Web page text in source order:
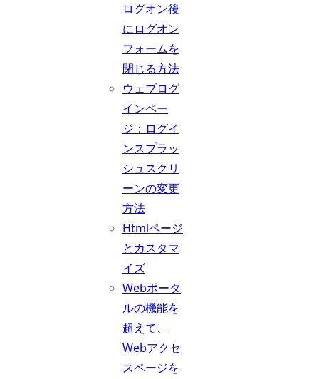
ログオン後
にログオン
フォームを
閉じる方法
ウェブログ
インペー
ジ：ログイ
ンスプラッ
シュスクリ
ーンの変更
方法
Htmlページ
とカスタマ
イズ
Webポータ
ルの機能を
超えて、
Webアクセ
スページを